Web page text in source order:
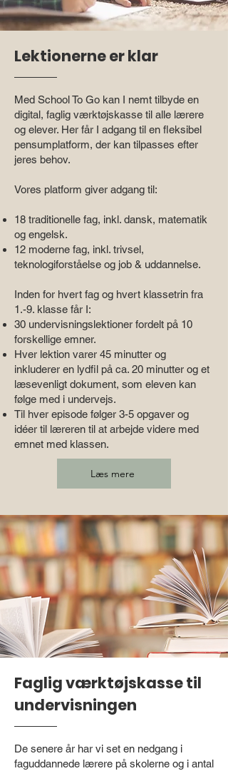
Lektionerne er klar
Med School To Go kan I nemt tilbyde en
digital, faglig værktøjskasse til alle lærere
og elever. Her får I adgang til en fleksibel
pensumplatform, der kan tilpasses efter
jeres behov.
Vores platform giver adgang til:​
18 traditionelle fag, inkl. dansk, matematik
og engelsk.
12 moderne fag, inkl. trivsel,
teknologiforståelse og job & uddannelse.
Inden for hvert fag og hvert klassetrin fra
1.-9. klasse får I:
30 undervisningslektioner fordelt på 10
forskellige emner.
Hver lektion varer 45 minutter og
inkluderer en lydfil på ca. 20 minutter og et
læsevenligt dokument, som eleven kan
følge med i undervejs.
Til hver episode følger 3-5 opgaver og
idéer til læreren til at arbejde videre med
emnet med klassen.
Læs mere
Faglig værktøjskasse til
undervisningen
De senere år har vi set en nedgang i
faguddannede lærere på skolerne og i antal